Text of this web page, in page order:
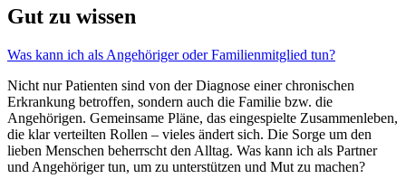
Gut zu wissen
Was kann ich als Angehöriger oder Familienmitglied tun?
Nicht nur Patienten sind von der Diagnose einer chronischen
Erkrankung betroffen, sondern auch die Familie bzw. die
Angehörigen. Gemeinsame Pläne, das eingespielte Zusammenleben,
die klar verteilten Rollen – vieles ändert sich. Die Sorge um den
lieben Menschen beherrscht den Alltag. Was kann ich als Partner
und Angehöriger tun, um zu unterstützen und Mut zu machen?